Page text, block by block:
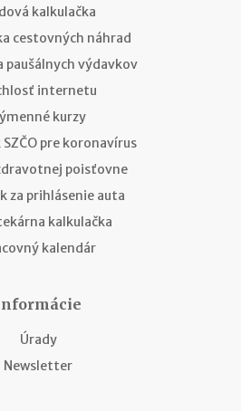
kalkulačka
cestovných náhrad
paušálnych výdavkov
internetu
kurzy
pre koronavírus
poisťovne
za prihlásenie auta
kalkulačka
kalendár
Úrady
Newsletter